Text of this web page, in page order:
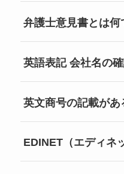
弁護士意見書とは何
英語表記 会社名の
英文商号の記載が
EDINET（エディネ